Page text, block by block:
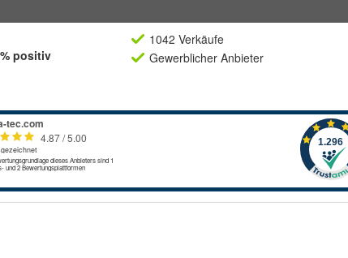
positiv
1042 Verkäufe
Gewerblicher Anbieter